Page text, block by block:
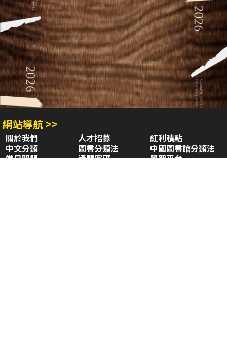
網站導航 >>
關於我們 人才招募
紅利積點
中文分類
圖書分類法
中國圖書館分類法
常見問題
通關密碼
學習平台